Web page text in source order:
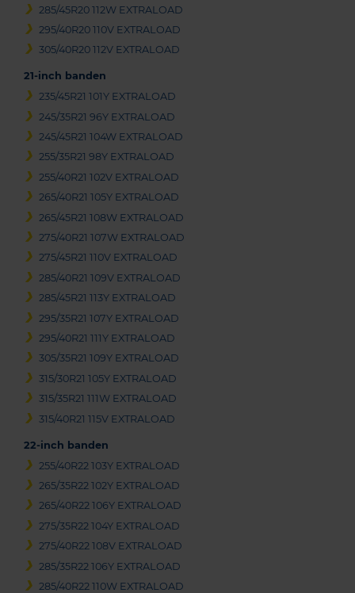
285/45R20 112W EXTRALOAD
295/40R20 110V EXTRALOAD
305/40R20 112V EXTRALOAD
21-inch banden
235/45R21 101Y EXTRALOAD
245/35R21 96Y EXTRALOAD
245/45R21 104W EXTRALOAD
255/35R21 98Y EXTRALOAD
255/40R21 102V EXTRALOAD
265/40R21 105Y EXTRALOAD
265/45R21 108W EXTRALOAD
275/40R21 107W EXTRALOAD
275/45R21 110V EXTRALOAD
285/40R21 109V EXTRALOAD
285/45R21 113Y EXTRALOAD
295/35R21 107Y EXTRALOAD
295/40R21 111Y EXTRALOAD
305/35R21 109Y EXTRALOAD
315/30R21 105Y EXTRALOAD
315/35R21 111W EXTRALOAD
315/40R21 115V EXTRALOAD
22-inch banden
255/40R22 103Y EXTRALOAD
265/35R22 102Y EXTRALOAD
265/40R22 106Y EXTRALOAD
275/35R22 104Y EXTRALOAD
275/40R22 108V EXTRALOAD
285/35R22 106Y EXTRALOAD
285/40R22 110W EXTRALOAD